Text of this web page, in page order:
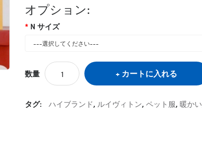
オプション:
N サイズ
数量 カートに入れる
タグ: ハイブランド, ルイヴィトン, ペット服, 暖かい